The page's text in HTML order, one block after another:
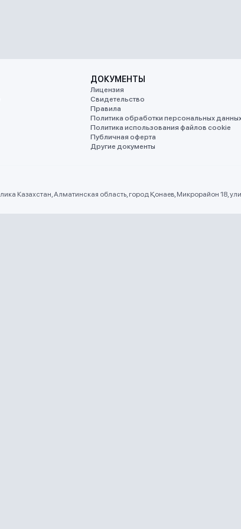
ДОКУМЕНТЫ
Лицензия
Свидетельство
Правила
Политика обработки персональных
Политика использования файлов cookie
Публичная оферта
Другие документы
Казахстан, Алматинская область, город Қонаев, Микрорайон 18,